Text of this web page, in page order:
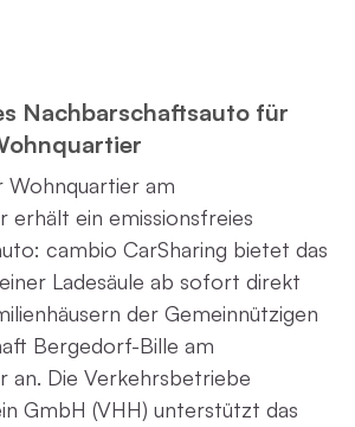
Nachbarschaftsauto für
Wohnquartier am
erhält ein emissionsfreies
cambio CarSharing bietet das
Ladesäule ab sofort direkt
der Gemeinnützigen
Bergedorf-Bille am
an. Die Verkehrsbetriebe
GmbH (VHH) unterstützt das